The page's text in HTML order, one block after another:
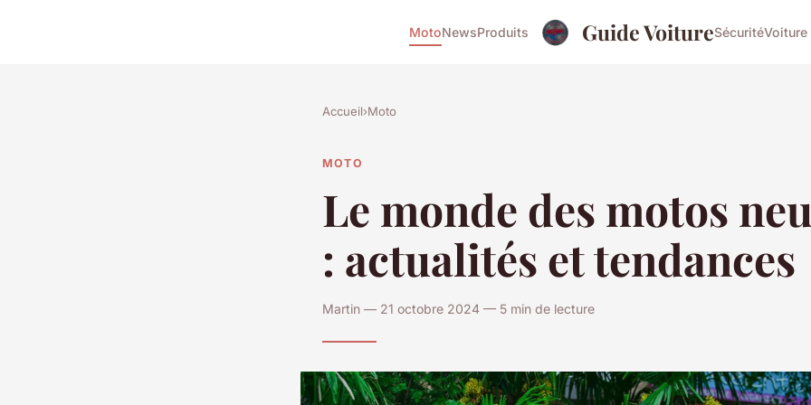
MotoNewsProduits Guide VoitureSécuritéVoiture
Accueil›Moto
MOTO
Le monde des motos
: actualités et tendances
Martin — 21 octobre 2024 — 5 min de lecture